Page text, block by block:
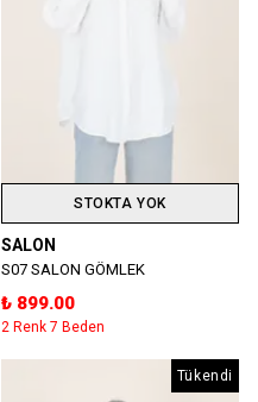
STOKTA YOK
SALON
S07 SALON GÖMLEK
₺ 899.00
2 Renk 7 Beden
Tükendi